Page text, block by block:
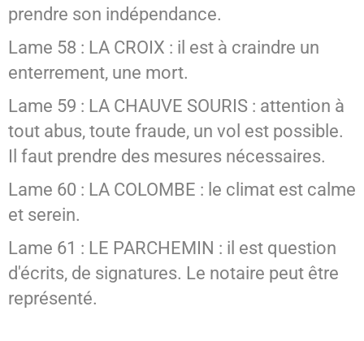
prendre son indépendance.
Lame 58 : LA CROIX : il est à craindre un
enterrement, une mort.
Lame 59 : LA CHAUVE SOURIS : attention à
tout abus, toute fraude, un vol est possible.
Il faut prendre des mesures nécessaires.
Lame 60 : LA COLOMBE : le climat est calme
et serein.
Lame 61 : LE PARCHEMIN : il est question
d'écrits, de signatures. Le notaire peut être
représenté.